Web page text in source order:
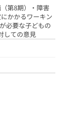
第8期）・障害
かかるワーキン
必要な子どもの
しての意見